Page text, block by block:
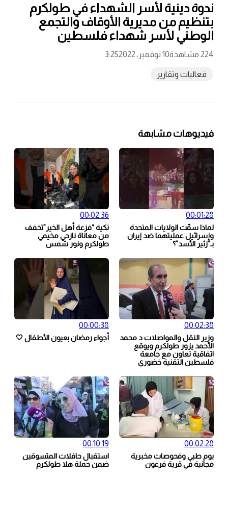
ندوة دينية لأسر الشهداء في طولكرم
بتنظيم من مديرية الأوقاف والتجمع
الوطني لأسر شهداء فلسطين
224 مشاهدة 10 نوفمبر، 2022 3:25
فعاليات وتقارير
فيديوهات مشابهة
00:01:28
لماذا سمّت الولايات المتحدة
وإسرائيل عمليتهما ضد إيران
بـ”زئير الأسد”؟
00:02:36
تكية “فزعة أهل الخير”تخفف
من معاناة نازحي مخيمي
طولكرم ونور شمس
00:02:38
وزير النقل والمواصلات د محمد
الأحمد يزور طولكرم ويوقع
اتفاقية تعاون مع جامعة
فلسطين التقنية خضوري
00:00:38
أجواء رمضان بعيون الأطفال 🤍
00:02:28
يوم طبي وفحوصات مخبرية
مجانية في قرية فرعون
00:10:19
استقبال حافلات المتسوقين
ضمن حملة هلا طولكرم